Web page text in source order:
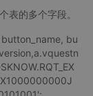
表的多个字段。
bu